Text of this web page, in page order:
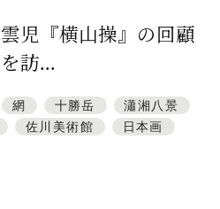
児『横山操』の回顧
訪...
網 十勝岳
瀟湘八景
佐川美術館
日本画